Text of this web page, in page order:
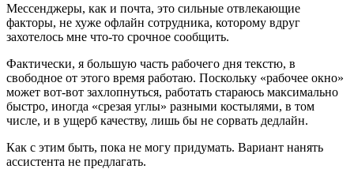
Мессенджеры, как и почта, это сильные отвлекающие
факторы, не хуже офлайн сотрудника, которому вдруг
захотелось мне что-то срочное сообщить.
Фактически, я большую часть рабочего дня текстю, в
свободное от этого время работаю. Поскольку «рабочее окно»
может вот-вот захлопнуться, работать стараюсь максимально
быстро, иногда «срезая углы» разными костылями, в том
числе, и в ущерб качеству, лишь бы не сорвать дедлайн.
Как с этим быть, пока не могу придумать. Вариант нанять
ассистента не предлагать.